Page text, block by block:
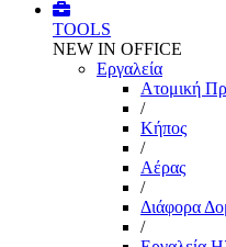
TOOLS
NEW IN OFFICE
Εργαλεία
Aτομική
/
Kήπος
/
Αέρας
/
Διάφορα
/